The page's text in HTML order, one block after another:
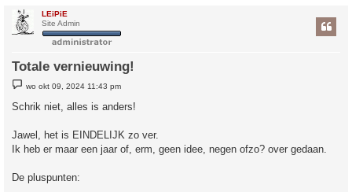
LEiPiE
Site Admin
Totale vernieuwing!
e
r
i
t
wo okt 09, 2024 11:43 pm
Schrik niet, alles is anders!
Jawel, het is EINDELIJK zo ver.
Ik heb er maar een jaar of, erm, geen idee, negen ofzo? over gedaan.
De pluspunten: